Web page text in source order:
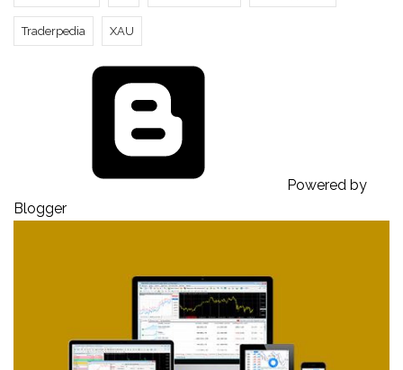
Traderpedia XAU
Powered by
Blogger